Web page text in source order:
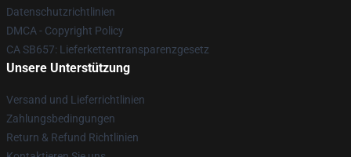
Datenschutzrichtlinien
DMCA - Copyright Policy
CA SB657: Lieferkettentransparenzgesetz
Unsere Unterstützung
Versand und Lieferrichtlinien
Zahlungsbedingungen
Return & Refund Richtlinien